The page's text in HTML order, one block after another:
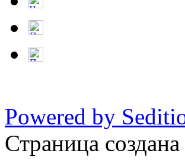
Powered by
Страница